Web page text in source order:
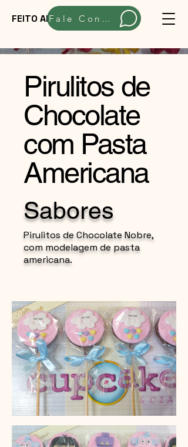
FEITO ARTESANALMENTE
Fale Conosco
Pirulitos de
Chocolate
com Pasta
Americana
Sabores
Pirulitos de Chocolate Nobre,
com modelagem de pasta
americana.